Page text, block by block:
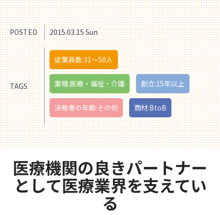
POSTED 2015.03.15 Sun
TAGS
従業員数:31〜50人
業種:医療・福祉・介護 創立:15年以上
決裁者の年齢:その他 商材:BtoB
医療機関の良きパートナー
として医療業界を支えてい
る